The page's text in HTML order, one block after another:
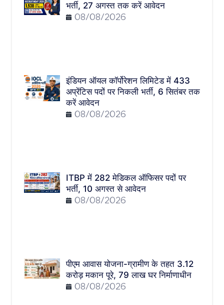
भर्ती, 27 अगस्त तक करें आवेदन
08/08/2026
इंडियन ऑयल कॉर्पोरेशन लिमिटेड में 433
अप्रेंटिस पदों पर निकली भर्ती, 6 सितंबर तक
करें आवेदन
08/08/2026
ITBP में 282 मेडिकल ऑफिसर पदों पर
भर्ती, 10 अगस्त से आवेदन
08/08/2026
पीएम आवास योजना-ग्रामीण के तहत 3.12
करोड़ मकान पूरे, 79 लाख घर निर्माणाधीन
08/08/2026